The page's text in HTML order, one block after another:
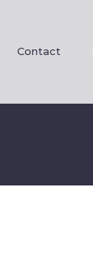
Contact